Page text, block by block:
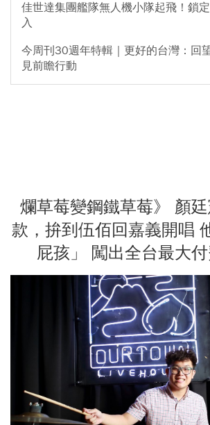
佳世達集團艦隊無人機小隊起飛！鎖
入
今周刊30週年特輯｜更好的台灣：回
見前瞻行動
爛草莓變鋼鐵草莓》 顏
款，拚到伍佰回嘉義開唱
屁孩」 闖出全台最大